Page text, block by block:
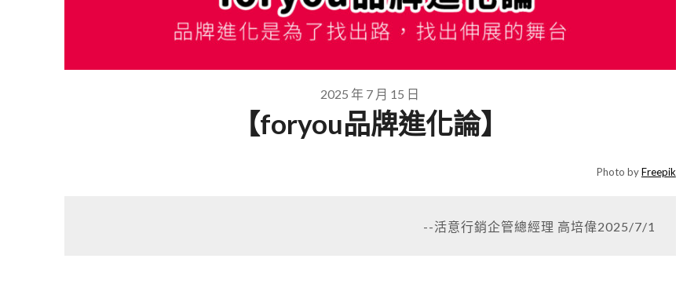
2025 年 7 月 15 日
【foryou品牌進化論】
Photo byFreepik
--活意行銷企管總經理 高培偉2025/7/1